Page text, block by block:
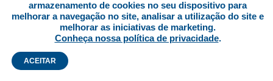
armazenamento de cookies no seu dispositivo para
melhorar a navegação no site, analisar a utilização do site e
melhorar as iniciativas de marketing.
Conheça nossa política de privacidade.
ACEITAR